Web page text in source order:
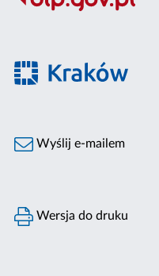
Wyślij e-mailem
Wersja do druku